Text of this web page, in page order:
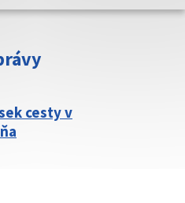
cesty v